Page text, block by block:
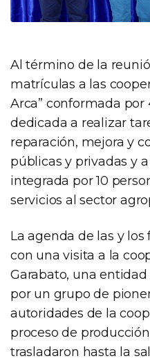
Al término de la
matrículas a las
Arca” conformada por
dedicada a realizar
reparación, mejora y
públicas y privadas y a
integrada por 10
servicios al sector
La agenda de las y
con una visita a la
Garabato, una
por un grupo de
autoridades de la
proceso de
trasladaron hasta la